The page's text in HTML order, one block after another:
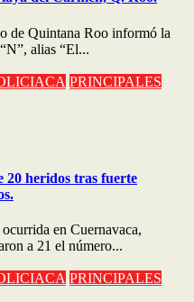
de Quintana Roo informó la
alias “El...
PRINCIPALES
20 heridos tras fuerte
en Cuernavaca,
a 21 el número...
PRINCIPALES